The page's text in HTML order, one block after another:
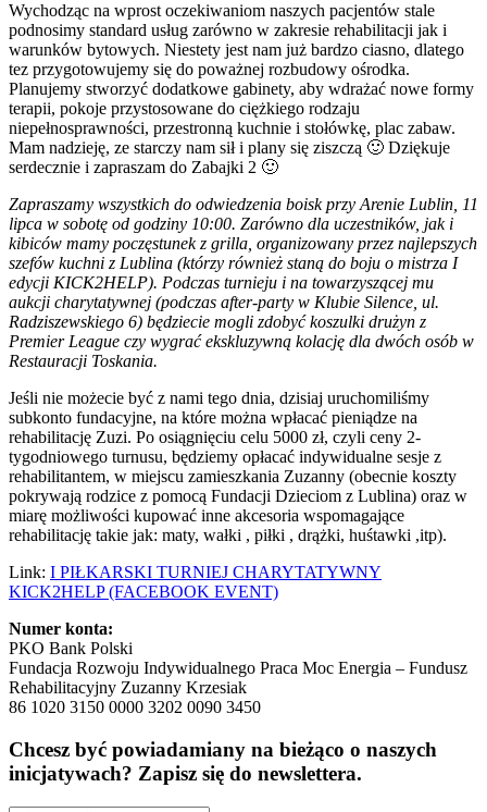
Wychodząc na wprost oczekiwaniom naszych pacjentów stale
podnosimy standard usług zarówno w zakresie rehabilitacji jak i
warunków bytowych. Niestety jest nam już bardzo ciasno, dlatego
tez przygotowujemy się do poważnej rozbudowy ośrodka.
Planujemy stworzyć dodatkowe gabinety, aby wdrażać nowe formy
terapii, pokoje przystosowane do ciężkiego rodzaju
niepełnosprawności, przestronną kuchnie i stołówkę, plac zabaw.
Mam nadzieję, ze starczy nam sił i plany się ziszczą 🙂 Dziękuje
serdecznie i zapraszam do Zabajki 2 🙂
Zapraszamy wszystkich do odwiedzenia boisk przy Arenie Lublin, 11
lipca w sobotę od godziny 10:00. Zarówno dla uczestników, jak i
kibiców mamy poczęstunek z grilla, organizowany przez najlepszych
szefów kuchni z Lublina (którzy również staną do boju o mistrza I
edycji KICK2HELP). Podczas turnieju i na towarzyszącej mu
aukcji charytatywnej (podczas after-party w Klubie Silence, ul.
Radziszewskiego 6) będziecie mogli zdobyć koszulki drużyn z
Premier League czy wygrać ekskluzywną kolację dla dwóch osób w
Restauracji Toskania.
Jeśli nie możecie być z nami tego dnia, dzisiaj uruchomiliśmy
subkonto fundacyjne, na które można wpłacać pieniądze na
rehabilitację Zuzi. Po osiągnięciu celu 5000 zł, czyli ceny 2-
tygodniowego turnusu, będziemy opłacać indywidualne sesje z
rehabilitantem, w miejscu zamieszkania Zuzanny (obecnie koszty
pokrywają rodzice z pomocą Fundacji Dzieciom z Lublina) oraz w
miarę możliwości kupować inne akcesoria wspomagające
rehabilitację takie jak: maty, wałki , piłki , drążki, huśtawki ,itp).
Link: I PIŁKARSKI TURNIEJ CHARYTATYWNY
KICK2HELP (FACEBOOK EVENT)
Numer konta:
PKO Bank Polski
Fundacja Rozwoju Indywidualnego Praca Moc Energia – Fundusz
Rehabilitacyjny Zuzanny Krzesiak
86 1020 3150 0000 3202 0090 3450
Chcesz być powiadamiany na bieżąco o naszych
inicjatywach? Zapisz się do newslettera.